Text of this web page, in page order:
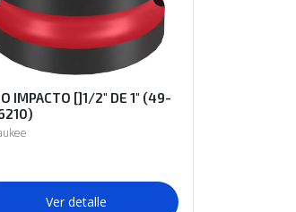
IMPACTO []1/2" DE 1" (49-
Ver detalle